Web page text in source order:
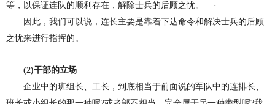
等，以保证连队的顺利存在，解除士兵的后顾之忧。 ·
因此，我们可以说，连长主要是靠着下达命令和解决士兵的后顾
之忧来进行指挥的。
(2)干部的立场
企业中的班组长、工长，到底相当于前面说的军队中的连排长、